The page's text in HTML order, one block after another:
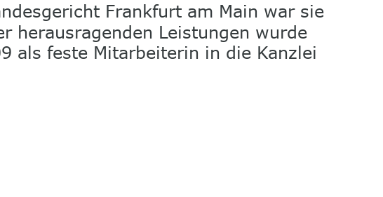
Frankfurt am Main war sie
herausragenden Leistungen wurde
als feste Mitarbeiterin in die Kanzlei